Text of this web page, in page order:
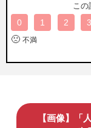
こ
0 1 2 3
🙁 不満
【画像】「